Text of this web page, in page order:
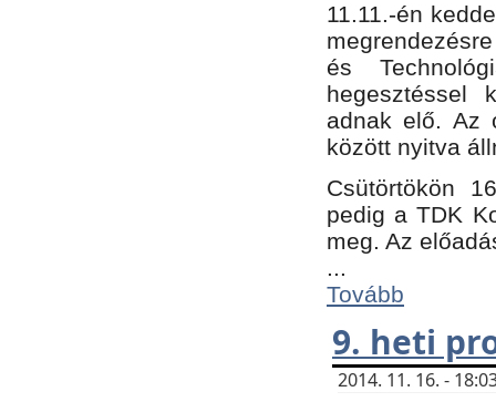
11.11.-én
és
hegesztéssel
adnak elő. Az
között nyitva
Csütörtökön
pedig a TDK
meg. Az
...
Tovább
9. heti
2014. 11. 16. -